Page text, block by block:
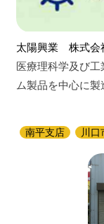
太陽興業 株式会
医療理科学及び
ム製品を中心に製
南平支店 川口